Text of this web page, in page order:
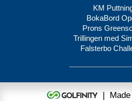
KM
BokaBord
Prons
Trillingen med
Falsterbo
|